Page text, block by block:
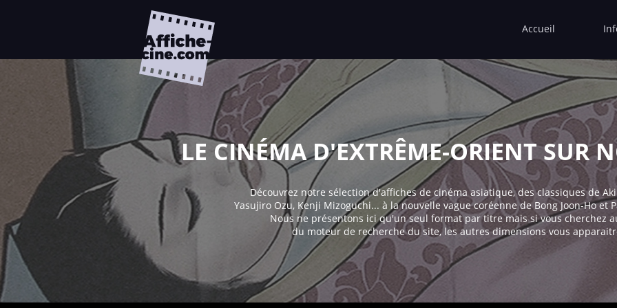
Accueil
LE CINÉMA D'EXTRÊME-ORIENT SUR
Découvrez notre sélection d'affiches de cinéma asiatique, des classiques de
Yasujiro Ozu, Kenji Mizoguchi... à la nouvelle vague coréenne de Bong Joon-Ho et
Nous ne présentons ici qu'un seul format par titre mais si vous cherchez
du moteur de recherche du site, les autres dimensions vous